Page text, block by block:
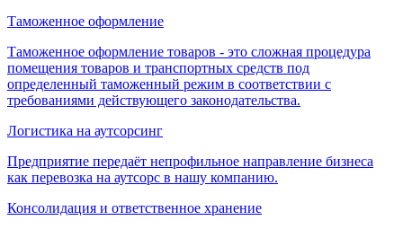
Таможенное оформление
Таможенное оформление товаров - это сложная процедура
помещения товаров и транспортных средств под
определенный таможенный режим в соответствии с
требованиями действующего законодательства.
Логистика на аутсорсинг
Предприятие передаёт непрофильное направление бизнеса
как перевозка на аутсорс в нашу компанию.
Консолидация и ответственное хранение